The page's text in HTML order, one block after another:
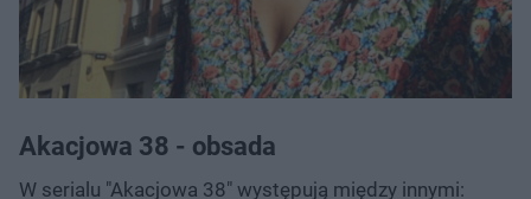
Akacjowa 38 - obsada
W serialu "Akacjowa 38" występują między innymi: